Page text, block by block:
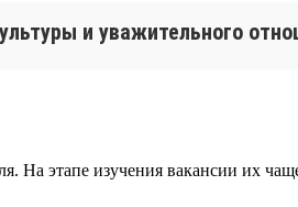
и уважительного
На этапе изучения вакансии их